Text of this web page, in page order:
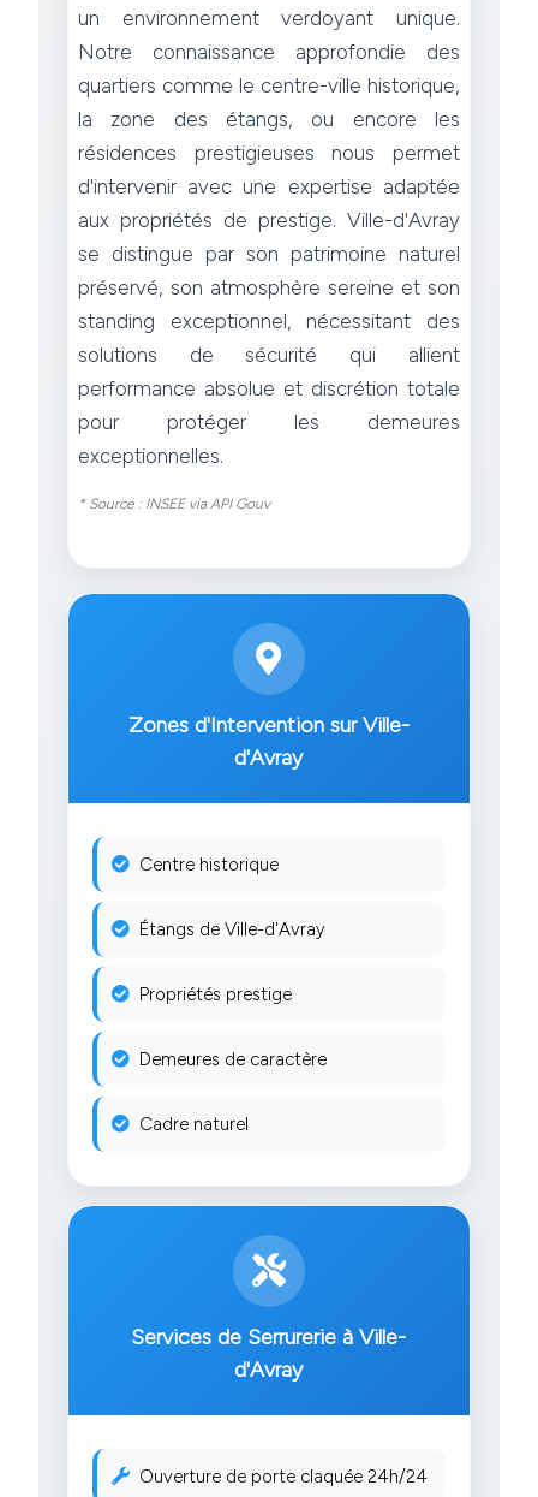
un environnement verdoyant unique.
Notre connaissance approfondie des
quartiers comme le centre-ville historique,
la zone des étangs, ou encore les
résidences prestigieuses nous permet
d'intervenir avec une expertise adaptée
aux propriétés de prestige. Ville-d'Avray
se distingue par son patrimoine naturel
préservé, son atmosphère sereine et son
standing exceptionnel, nécessitant des
solutions de sécurité qui allient
performance absolue et discrétion totale
pour protéger les demeures
exceptionnelles.
* Source : INSEE via API Gouv
Zones d'Intervention sur Ville-
d'Avray
Centre historique
Étangs de Ville-d'Avray
Propriétés prestige
Demeures de caractère
Cadre naturel
Services de Serrurerie à Ville-
d'Avray
Ouverture de porte claquée 24h/24